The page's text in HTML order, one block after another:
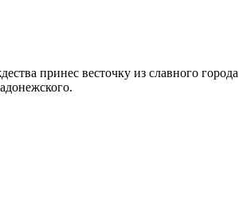
принес весточку из славного